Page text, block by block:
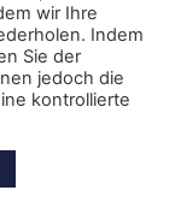
wir Ihre
Indem
Sie der
jedoch die
kontrollierte